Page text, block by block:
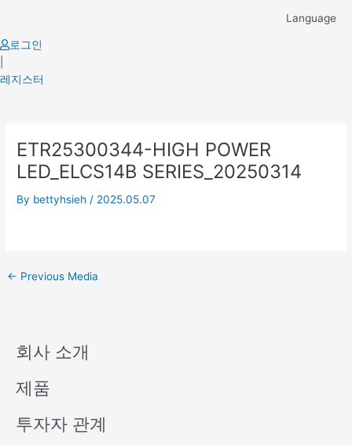
content
Language
로그인
레지스터
ETR25300344-HIGH POWER
LED_ELCS14B SERIES_20250314
By bettyhsieh / 2025.05.07
navigation
← Previous Media
회사 소개
제품
투자자 관계